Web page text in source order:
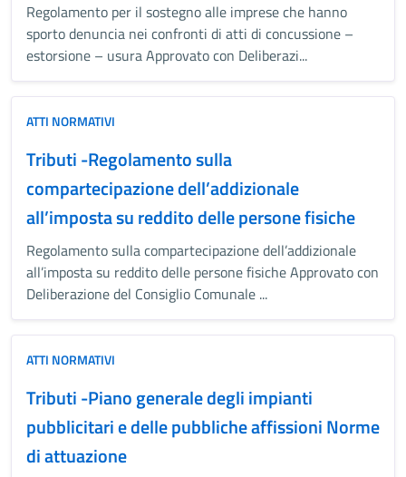
Regolamento per il sostegno alle imprese che hanno
sporto denuncia nei confronti di atti di concussione –
estorsione – usura Approvato con Deliberazi...
ATTI NORMATIVI
Tributi -Regolamento sulla
compartecipazione dell’addizionale
all’imposta su reddito delle persone fisiche
Regolamento sulla compartecipazione dell’addizionale
all’imposta su reddito delle persone fisiche Approvato con
Deliberazione del Consiglio Comunale ...
ATTI NORMATIVI
Tributi -Piano generale degli impianti
pubblicitari e delle pubbliche affissioni Norme
di attuazione